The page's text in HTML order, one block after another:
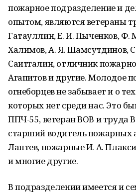
пожарное подразделение и
опытом, являются ветераны
Гатауллин, Е. И. Пыченков, Ф.
Халимов, А. Я. Шамсутдинов,
Саитгалин, отличник
Агапитов и другие. Молодое
огнеборцев не забывает и о
которых нет среди нас. Это
ППЧ-55, ветеран ВОВ и труда
старший водитель пожарных
Лаптев, пожарные И. А.
и многие другие.
В подразделении имеется и